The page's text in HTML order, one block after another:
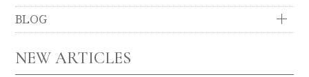
BLOG
NEW ARTICLES